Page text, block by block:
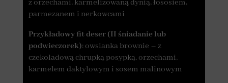
z orzechami, karmelizowaną dynią, łososiem,
parmezanem i nerkowcami
Przykładowy fit deser (II śniadanie lub
podwieczorek): owsianka brownie – z
czekoladową chrupką posypką, orzechami,
karmelem daktylowym i sosem malinowym